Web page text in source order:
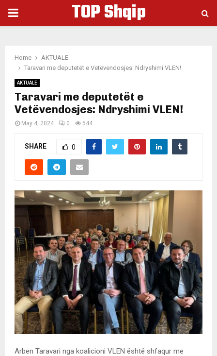
PRIMARY
TOP Shqip
Home
AKTUALE
Taravari me deputetët e Vetëvendosjes: Ndryshimi VLEN!
AKTUALE
Taravari me deputetët e
Vetëvendosjes: Ndryshimi VLEN!
May 4, 2024 0 544
SHARE 0
Arben Taravari nga koalicioni VLEN është shfaqur me